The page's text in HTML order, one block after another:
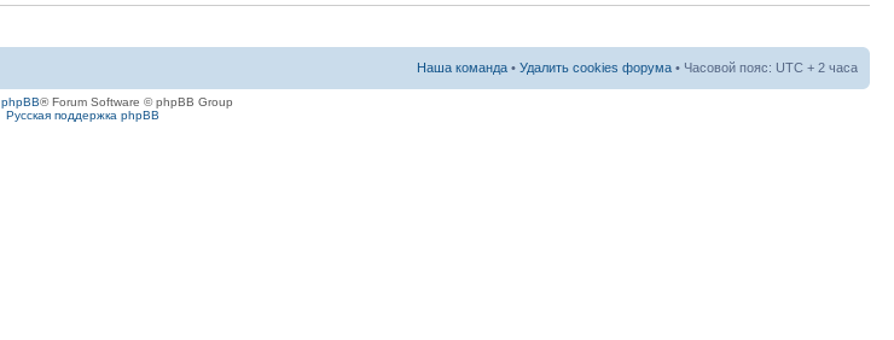
Наша команда • Удалить cookies форума • Часовой пояс: UTC + 2 часа
phpBB® Forum Software © phpBB Group
Русская поддержка phpBB